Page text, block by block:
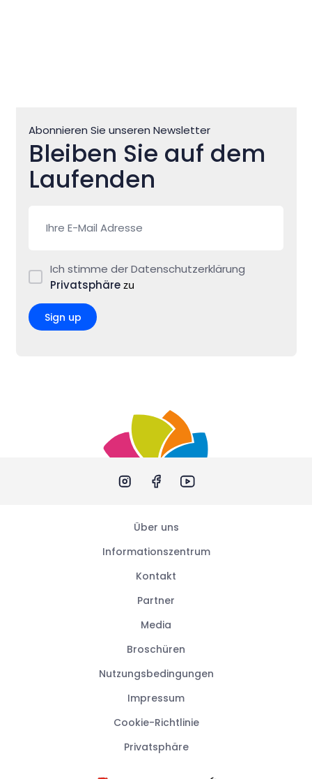
Abonnieren Sie unseren Newsletter
Bleiben Sie auf dem
Laufenden
Ich stimme der Datenschutzerklärung
Privatsphäre zu
Sign up
Über uns
Informationszentrum
Kontakt
Partner
Media
Broschüren
Nutzungsbedingungen
Impressum
Cookie-Richtlinie
Privatsphäre